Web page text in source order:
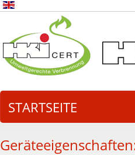
STARTSEITE